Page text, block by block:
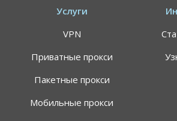
191.8$
Цена указана за план подписки 24 месяца,
Самый быстрый VPN-сервис в мире
Персональные сервера для
Услуги
VPN
Приватные прокси
Пакетные прокси
Мобильные прокси